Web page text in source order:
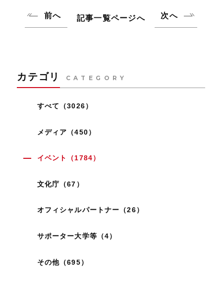
前へ 記事一覧ページへ 次へ
カテゴリ CATEGORY
すべて（3026）
メディア（450）
イベント（1784）
文化庁（67）
オフィシャルパートナー（26）
サポーター大学等（4）
その他（695）